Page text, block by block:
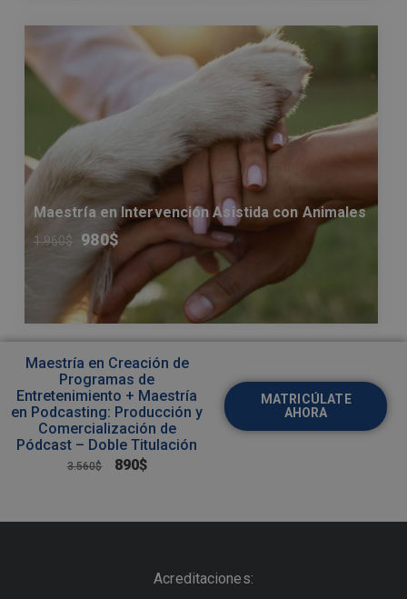
Maestría en Intervención Asistida con Animales
1.960$ 980$
Maestría en Creación de
Programas de
Entretenimiento + Maestría
en Podcasting: Producción y
Comercialización de
Pódcast – Doble Titulación
3.560$ 890$
MATRICÚLATE
AHORA
Acreditaciones: